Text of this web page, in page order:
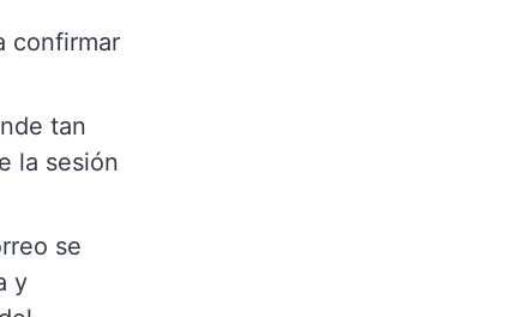
confirmar
tan
la sesión
se
y